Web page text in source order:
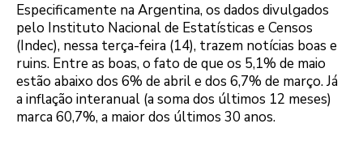
Especificamente na Argentina, os dados divulgados
pelo Instituto Nacional de Estatísticas e Censos
(Indec), nessa terça-feira (14), trazem notícias boas e
ruins. Entre as boas, o fato de que os 5,1% de maio
estão abaixo dos 6% de abril e dos 6,7% de março. Já
a inflação interanual (a soma dos últimos 12 meses)
marca 60,7%, a maior dos últimos 30 anos.